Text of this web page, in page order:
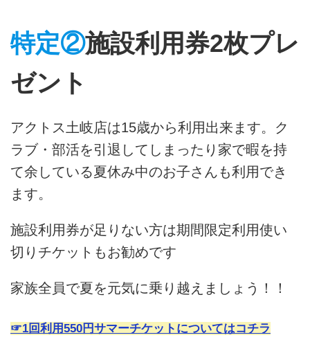
特定②施設利用券2枚プレ
ゼント
アクトス土岐店は15歳から利用出来ます。ク
ラブ・部活を引退してしまったり家で暇を持
て余している夏休み中のお子さんも利用でき
ます。
施設利用券が足りない方は期間限定利用使い
切りチケットもお勧めです
家族全員で夏を元気に乗り越えましょう！！
☞1回利用550円サマーチケットについてはコチラ